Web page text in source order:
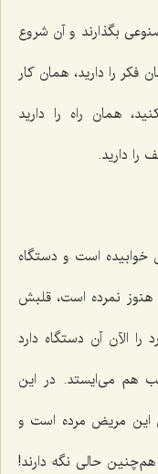
بگذارند و آن شروع
را دارید، همان کار
همان راه را دارید
را دارید.
خوابیده است و دستگاه
هنوز نمرده است، قلبش
الآن آن دستگاه دارد
هم مى‌ایستد. در این
این مریض مرده است و
حالى نگه دارند!